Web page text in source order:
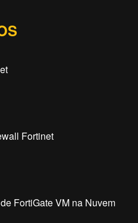
Fortinet
FortiGate VM na Nuvem